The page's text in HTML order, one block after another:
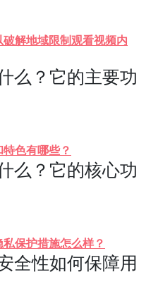
解地域限制观看视频内
么？它的主要功
色有哪些？
么？它的核心功
保护措施怎么样？
全性如何保障用